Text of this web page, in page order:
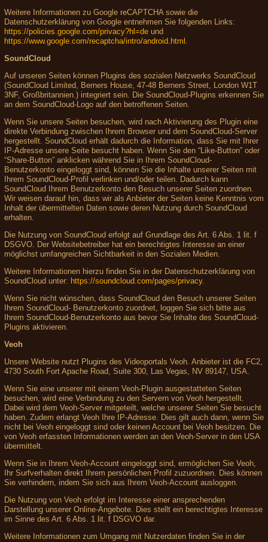
Weitere Informationen zu Google reCAPTCHA sowie die
Datenschutzerklärung von Google entnehmen Sie folgenden Links:
https://policies.google.com/privacy?hl=de und
https://www.google.com/recaptcha/intro/android.html
SoundCloud
Auf unseren Seiten können Plugins des sozialen Netzwerks SoundCloud
(SoundCloud Limited, Berners House, 47-48 Berners Street, London W1T
3NF, Großbritannien.) integriert sein. Die SoundCloud-Plugins erkennen Sie
an dem SoundCloud-Logo auf den betroffenen Seiten.
Wenn Sie unsere Seiten besuchen, wird nach Aktivierung des Plugin eine
direkte Verbindung zwischen Ihrem Browser und dem SoundCloud-Server
hergestellt. SoundCloud erhält dadurch die Information, dass Sie mit Ihrer
IP-Adresse unsere Seite besucht haben. Wenn Sie den “Like-Button” oder
“Share-Button” anklicken während Sie in Ihrem SoundCloud-
Benutzerkonto eingeloggt sind, können Sie die Inhalte unserer Seiten mit
Ihrem SoundCloud-Profil verlinken und/oder teilen. Dadurch kann
SoundCloud Ihrem Benutzerkonto den Besuch unserer Seiten zuordnen.
Wir weisen darauf hin, dass wir als Anbieter der Seiten keine Kenntnis vom
Inhalt der übermittelten Daten sowie deren Nutzung durch SoundCloud
erhalten.
Die Nutzung von SoundCloud erfolgt auf Grundlage des Art. 6 Abs. 1 lit. f
DSGVO. Der Websitebetreiber hat ein berechtigtes Interesse an einer
möglichst umfangreichen Sichtbarkeit in den Sozialen Medien.
Weitere Informationen hierzu finden Sie in der Datenschutzerklärung von
SoundCloud unter: https://soundcloud.com/pages/privacy.
Wenn Sie nicht wünschen, dass SoundCloud den Besuch unserer Seiten
Ihrem SoundCloud- Benutzerkonto zuordnet, loggen Sie sich bitte aus
Ihrem SoundCloud-Benutzerkonto aus bevor Sie Inhalte des SoundCloud-
Plugins aktivieren.
Veoh
Unsere Website nutzt Plugins des Videoportals Veoh. Anbieter ist die FC2,
4730 South Fort Apache Road, Suite 300, Las Vegas, NV 89147, USA.
Wenn Sie eine unserer mit einem Veoh-Plugin ausgestatteten Seiten
besuchen, wird eine Verbindung zu den Servern von Veoh hergestellt.
Dabei wird dem Veoh-Server mitgeteilt, welche unserer Seiten Sie besucht
haben. Zudem erlangt Veoh Ihre IP-Adresse. Dies gilt auch dann, wenn Sie
nicht bei Veoh eingeloggt sind oder keinen Account bei Veoh besitzen. Die
von Veoh erfassten Informationen werden an den Veoh-Server in den USA
übermittelt.
Wenn Sie in Ihrem Veoh-Account eingeloggt sind, ermöglichen Sie Veoh,
Ihr Surfverhalten direkt Ihrem persönlichen Profil zuzuordnen. Dies können
Sie verhindern, indem Sie sich aus Ihrem Veoh-Account ausloggen.
Die Nutzung von Veoh erfolgt im Interesse einer ansprechenden
Darstellung unserer Online-Angebote. Dies stellt ein berechtigtes Interesse
im Sinne des Art. 6 Abs. 1 lit. f DSGVO dar.
Weitere Informationen zum Umgang mit Nutzerdaten finden Sie in der